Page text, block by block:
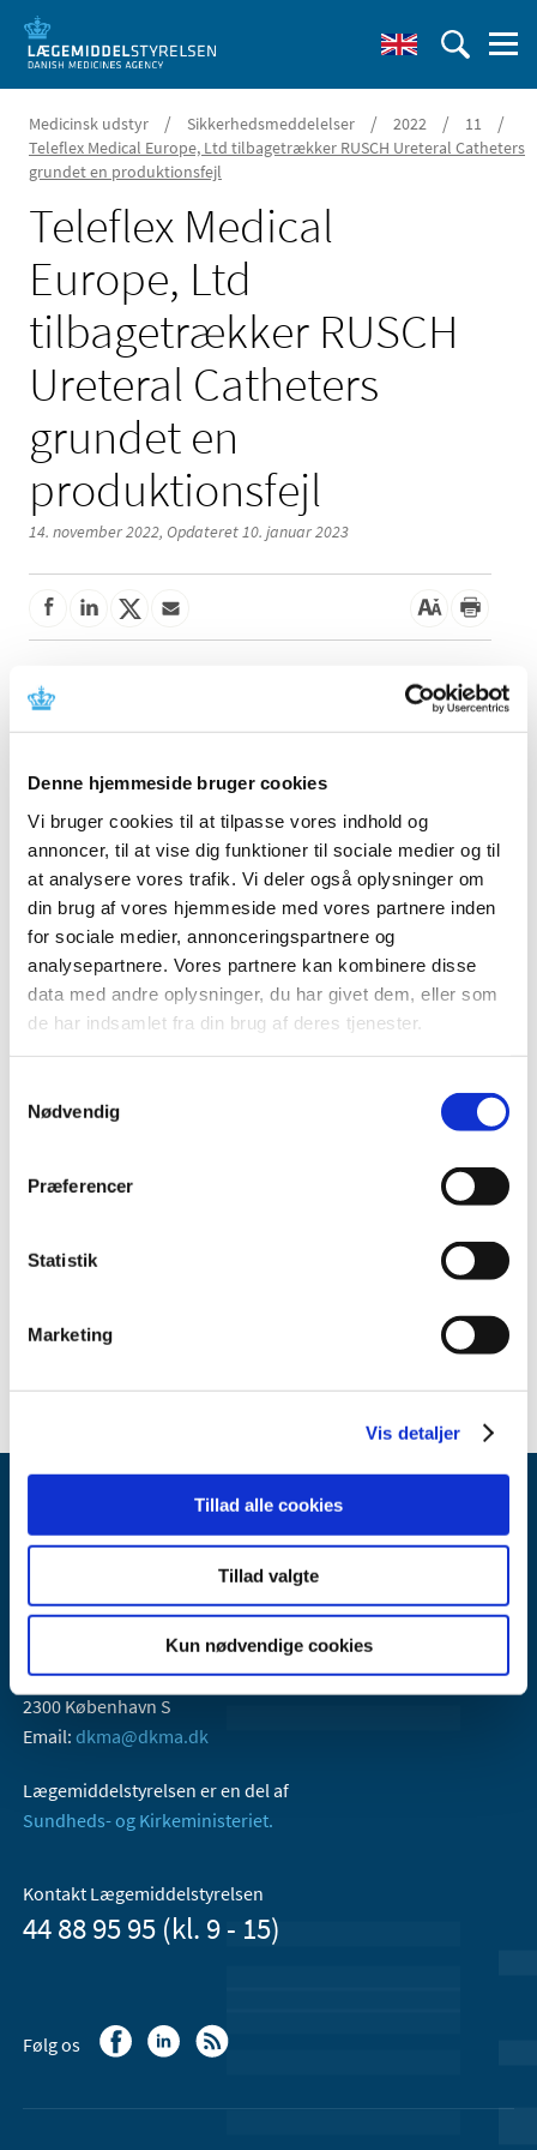
Denne hjemmeside bruger cookies
Vi bruger cookies til at tilpasse vores indhold og
annoncer, til at vise dig funktioner til sociale medier og til
at analysere vores trafik. Vi deler også oplysninger om
din brug af vores hjemmeside med vores partnere inden
for sociale medier, annonceringspartnere og
analysepartnere. Vores partnere kan kombinere disse
data med andre oplysninger, du har givet dem, eller som
de har indsamlet fra din brug af deres tjenester.
Nødvendig
Præferencer
Statistik
Marketing
Vis detaljer
Tillad alle cookies
Tillad valgte
Kun nødvendige cookies
Medicinsk udstyr / Sikkerhedsmeddelelser / 2022 / 11 /
Teleflex Medical Europe, Ltd tilbagetrækker RUSCH Ureteral Catheters
grundet en produktionsfejl
Teleflex Medical
Europe, Ltd
tilbagetrækker RUSCH
Ureteral Catheters
grundet en
produktionsfejl
14. november 2022, Opdateret 10. januar 2023
Denne meddelelse indeholder information om
tilbagetrækning af udstyret. Læs mere i meddelelsen fra
fabrikanten.
Referencer
Produkt: RUSCH Ureteral Catheters
Fabrikant: Teleflex Medical Europe, Ltd
Fabrikantens referencenummer: EIF-000521
Lægemiddelstyrelsens sagsnummer:
2022112044
Emner
(pdf -
SIkkerhedsmeddelelse om RUSCH Ureteral Catheters
Lægemiddelstyrelsen
Axel Heides Gade 1
2300 København S
Email: dkma@dkma.dk
Lægemiddelstyrelsen er en del af
Sundheds- og Kirkeministeriet.
Kontakt Lægemiddelstyrelsen
44 88 95 95 (kl. 9 - 15)
Følg os